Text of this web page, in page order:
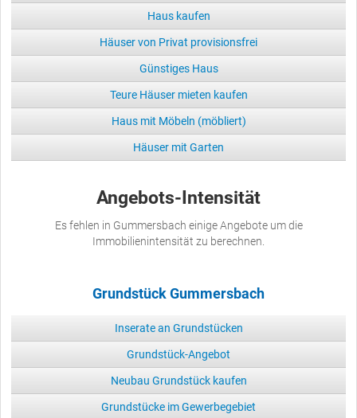
Haus kaufen
Häuser von Privat provisionsfrei
Günstiges Haus
Teure Häuser mieten kaufen
Haus mit Möbeln (möbliert)
Häuser mit Garten
Angebots-Intensität
Es fehlen in Gummersbach einige Angebote um die
Immobilienintensität zu berechnen.
Grundstück Gummersbach
Inserate an Grundstücken
Grundstück-Angebot
Neubau Grundstück kaufen
Grundstücke im Gewerbegebiet